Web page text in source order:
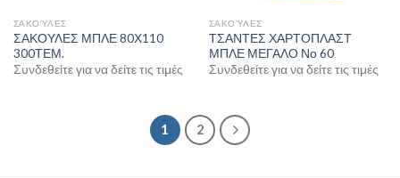
ΣΑΚΟΎΛΕΣ
ΣΑΚΟΥΛΕΣ ΜΠΛΕ 80Χ110
300ΤΕΜ.
Συνδεθείτε για να δείτε τις τιμές
ΣΑΚΟΎΛΕΣ
ΤΣΑΝΤΕΣ ΧΑΡΤΟΠΛΑΣΤ
ΜΠΛΕ ΜΕΓΑΛΟ Νο 60
Συνδεθείτε για να δείτε τις τιμές
1 2